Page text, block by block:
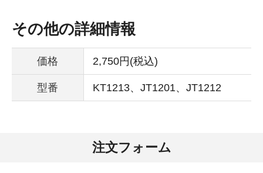
その他の詳細情報
価格 2,750円(税込)
型番 KT1213、JT1201、JT1212
注文フォーム